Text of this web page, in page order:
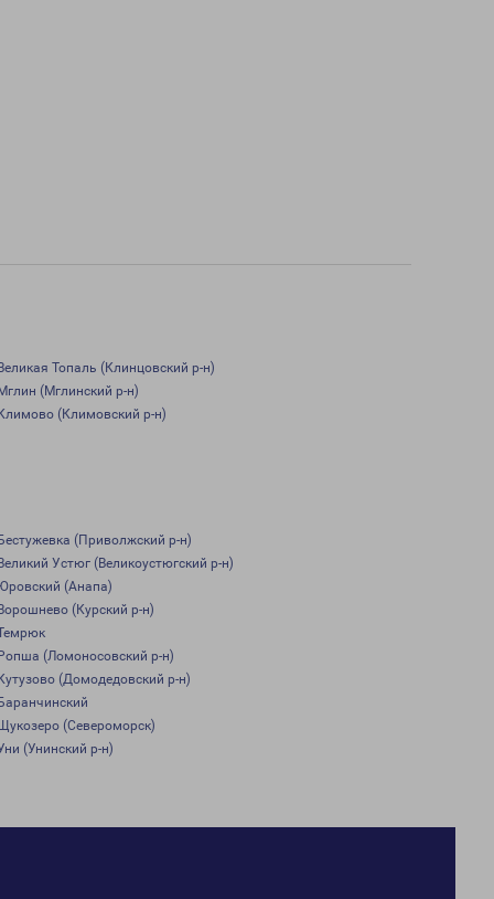
Топаль (Клинцовский р-н)
(Мглинский р-н)
(Климовский р-н)
(Приволжский р-н)
Устюг (Великоустюгский р-н)
(Анапа)
(Курский р-н)
(Ломоносовский р-н)
(Домодедовский р-н)
(Североморск)
(Унинский р-н)